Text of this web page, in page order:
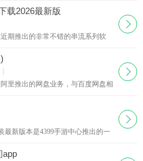
都大有改变，用惯了老版本，大家
载2026最新版
近期推出的非常不错的串流系列软
非常想体验下，赶紧下载最
下载
里推出的网盘业务，与百度网盘相
速度，并且网盘资源通用。
下载
最新版本是4399手游中心推出的一
款手游供你免费下载，还有大量
下载
app